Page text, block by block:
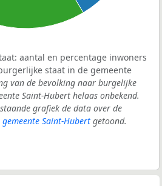
aantal en percentage inwoners
staat in de gemeente
van de bevolking naar burgelijke
Saint-Hubert helaas onbekend.
grafiek de data over de
gemeente Saint-Hubert getoond.